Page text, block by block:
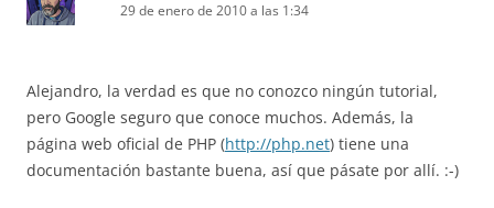
29 de enero de 2010 a las 1:34
Alejandro, la verdad es que no conozco ningún tutorial,
pero Google seguro que conoce muchos. Además, la
página web oficial de PHP (http://php.net) tiene una
documentación bastante buena, así que pásate por allí. :-)